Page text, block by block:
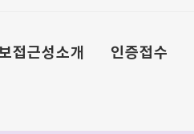
접근성소개 인증접수